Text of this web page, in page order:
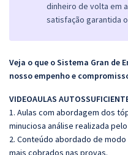
dinheiro de volta em
satisfação garantida
Veja o que o Sistema Gran de
nosso empenho e
VIDEOAULAS
1. Aulas com abordagem dos
minuciosa análise realizada
2. Conteúdo abordado de
mais cobrados nas provas.